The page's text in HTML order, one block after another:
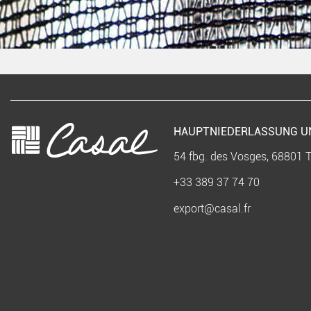
HAUPTNIEDERLASSUNG
54 fbg. des Vosges, 68801
+33 389 37 74 70
export@casal.fr